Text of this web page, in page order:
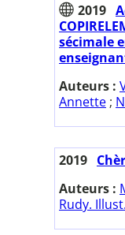
2019
sécimale
Auteurs :
Annette ;
2019
Auteurs :
Rudy. Illust.